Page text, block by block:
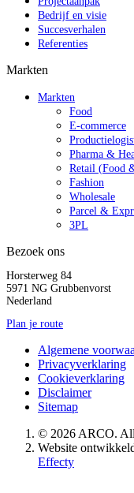
Bedrijf en visie
Succesverhalen
Referenties
Markten
Markten
Food
E-commerce
Pharma &
Retail (Food
Fashion
Wholesale
Parcel &
3PL
Bezoek ons
Horsterweg 84
5971 NG Grubbenvorst
Nederland
Plan je route
Algemene
Privacyverklaring
Cookieverklaring
Disclaimer
Sitemap
© 2026 ARCO.
Website
Effecty